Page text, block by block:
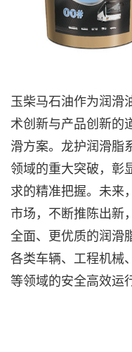
玉柴马石油作为润滑
术创新与产品创新的
滑方案。龙护润滑脂
领域的重大突破，彰
求的精准把握。未来
市场，不断推陈出新
全面、更优质的润滑
各类车辆、工程机械
等领域的安全高效运